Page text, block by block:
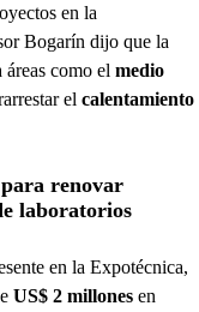
en la
Bogarín dijo que la
como el medio
el calentamiento
renovar
laboratorios
en la Expotécnica,
US$ 2 millones en